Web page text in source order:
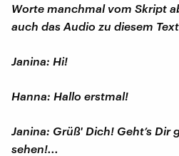
Worte manchmal vom Skript
auch das Audio zu diesem
Janina: Hi!
Hanna: Hallo erstmal!
Janina: Grüß' Dich! Geht’s Dir
sehen!...